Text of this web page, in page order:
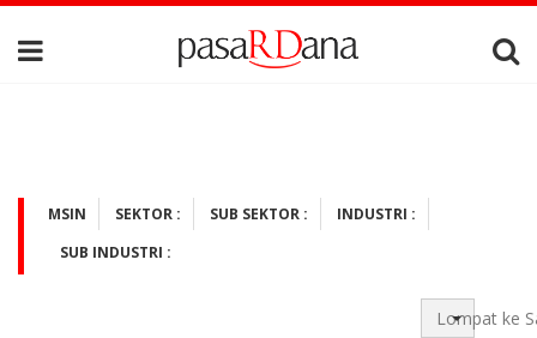
MSIN SEKTOR : SUB SEKTOR :
INDUSTRI :
SUB INDUSTRI :
Lompat ke